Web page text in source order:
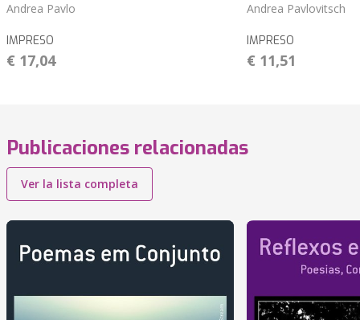
Andrea Pavlo
IMPRESO
€ 17,04
Andrea Pavlovitsch
IMPRESO
€ 11,51
Publicaciones relacionadas
Ver la lista completa